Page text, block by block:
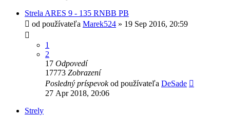
Strela ARES 9 - 135 RNBB PB
od používateľa Marek524 » 19 Sep 2016, 20:59
1
2
17 Odpovedí
17773 Zobrazení
Posledný príspevokod používateľa DeSade
27 Apr 2018, 20:06
Strely